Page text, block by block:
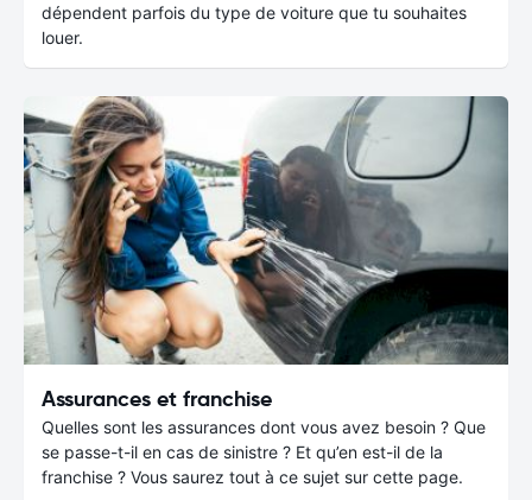
dépendent parfois du type de voiture que tu souhaites
louer.
Assurances et franchise
Quelles sont les assurances dont vous avez besoin ? Que
se passe-t-il en cas de sinistre ? Et qu’en est-il de la
franchise ? Vous saurez tout à ce sujet sur cette page.